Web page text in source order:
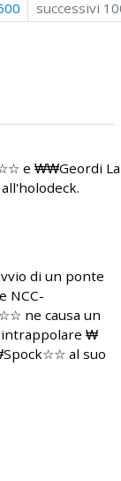
successivi
e ₩₩Geordi La
di un ponte
NCC-
ne causa un
intrappolare ₩
al suo